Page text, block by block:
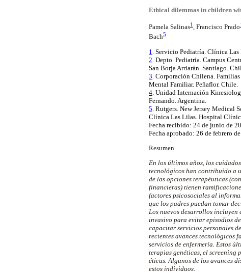
Ethical dilemmas in children
Pamela Salinas1 , Francisco Prado
Bach5
1 . Servicio Pediatría. Clínica
2 . Depto. Pediatría. Campus
San Borja Arriarán. Santiago.
3 . Corporación Chilena.
Mental Familiar. Peñaflor. Chile.
4 . Unidad Internación
Fernando. Argentina.
5 . Rutgers. New Jersey Medical
Clínica Las Lilas. Hospital
Fecha recibido: 24 de junio de
Fecha aprobado: 26 de febrero de
Resumen
En los últimos años, los
tecnológicos han contribuido a
de las opciones terapéuticas
financieras) tienen
factores psicosociales al
que los padres puedan tomar
Los nuevos desarrollos incluyen
invasivo para evitar episodios
capacitar servicios personales
recientes avances tecnológicos
servicios de enfermería. Estos
terapias genéticas, el screening
éticas. Algunos de los avances
estos individuos.